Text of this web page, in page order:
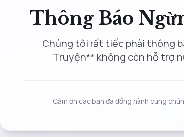
Thông Báo
Chúng tôi rất tiếc phải thông
Truyện** không còn hỗ trợ
Cảm ơn các bạn đã đồng hành cùng